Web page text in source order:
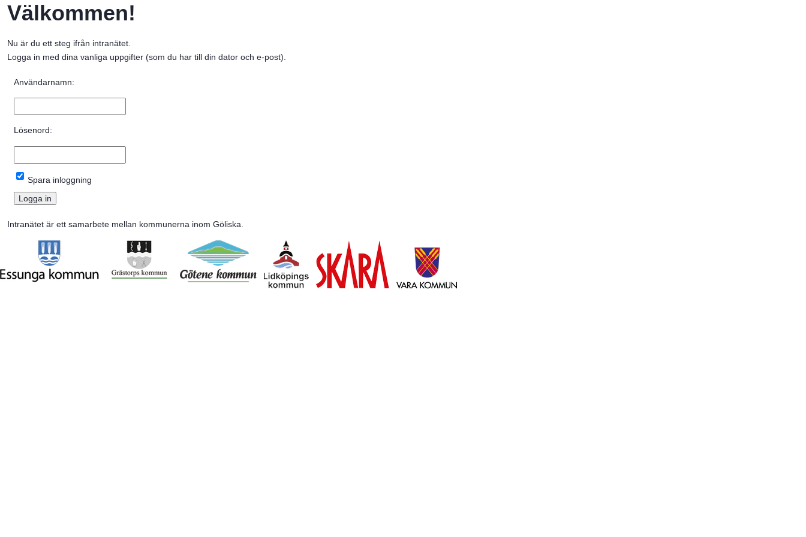
Välkommen!
Nu är du ett steg ifrån intranätet.
Logga in med dina vanliga uppgifter (som du har till din dator och e-post).
Inloggning
Användarnamn:
Lösenord:
Spara inloggning
Intranätet är ett samarbete mellan kommunerna inom Göliska.